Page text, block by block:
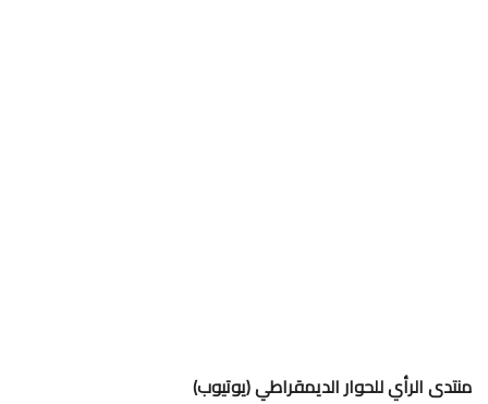
منتدى الرأي للحوار الديمقراطي (يوتيوب)